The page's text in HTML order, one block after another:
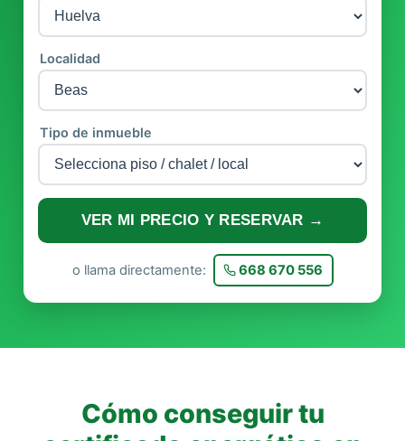
Localidad
Tipo de inmueble
VER MI PRECIO Y RESERVAR →
o llama directamente: 668 670 556
Cómo conseguir tu